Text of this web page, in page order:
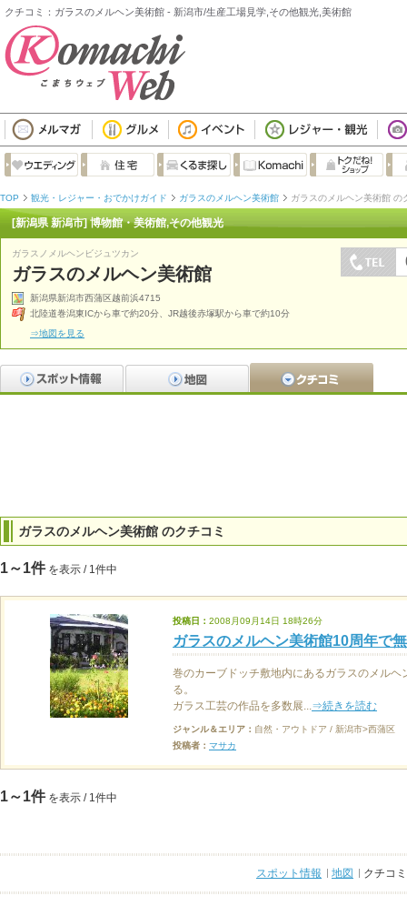
クチコミ：ガラスのメルヘン美術館 - 新潟市/生産工場見学,その他観光,美術館
TOP 観光・レジャー・おでかけガイド ガラスのメルヘン美術館 ガラスのメルヘン美術館 の
[新潟県 新潟市] 博物館・美術館,その他観光
ガラスノメルヘンビジュツカン
ガラスのメルヘン美術館
新潟県新潟市西蒲区越前浜4715
北陸道巻潟東ICから車で約20分、JR越後赤塚駅から車で約10分
⇒地図を見る
ガラスのメルヘン美術館 のクチコミ
1～1件 を表示 / 1件中
投稿日： 2008月09月14日 18時26分
ガラスのメルヘン美術館10周年で
巻のカーブドッチ敷地内にあるガラスのメル
る。
ガラス工芸の作品を多数展...⇒続きを読む
ジャンル＆エリア： 自然・アウトドア / 新潟市>西蒲区
投稿者： マサカ
1～1件 を表示 / 1件中
スポット情報 地図 クチコミ